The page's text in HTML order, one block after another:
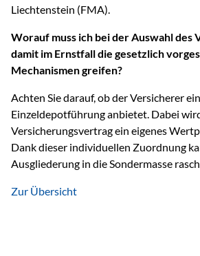
Liechtenstein (FMA).
Worauf muss ich bei der Auswahl des
damit im Ernstfall die gesetzlich
Mechanismen greifen?
Achten Sie darauf, ob der Versicherer
Einzeldepotführung anbietet. Dabei
Versicherungsvertrag ein eigenes
Dank dieser individuellen Zuordnung
Ausgliederung in die Sondermasse
Zur Übersicht